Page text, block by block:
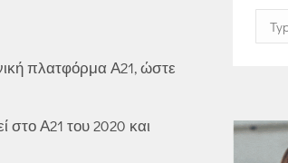
πλατφόρμα Α21, ώστε
στο Α21 του 2020 και
Search: